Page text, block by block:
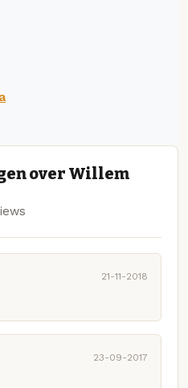
over Willem
21-11-2018
23-09-2017